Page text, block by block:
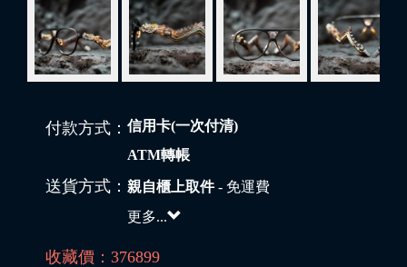
付款方式： 信用卡(一次付清)
ATM轉帳
送貨方式： 親自櫃上取件- 免運費
更多...
收藏價： 376899